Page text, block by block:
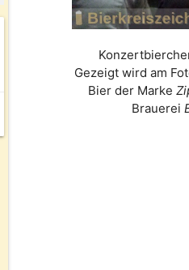
Gezeigt wird am
Bier der Marke
Brauerei